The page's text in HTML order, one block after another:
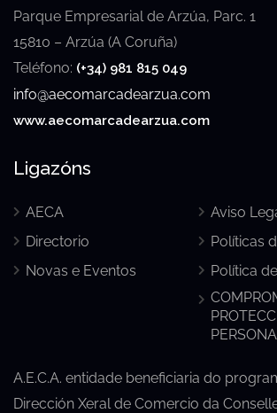
Parque Empresarial de Arzúa, Parc. 1
15810 – Arzúa (A Coruña)
Teléfono: (+34) 981 815 049
info@aecomarcadearzua.com
www.aecomarcadearzua.com
Ligazóns
AECA
Directorio
Novas e Eventos
Aviso
Políticas
Política
A.E.C.A. entidade beneficiaria do
Dirección Xeral de Comercio da